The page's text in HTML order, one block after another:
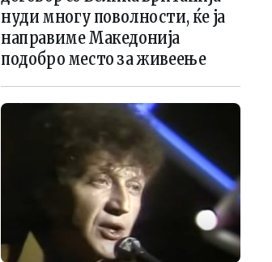
нуди многу поволности, ќе ја
направиме Македонија
подобро место за живеење